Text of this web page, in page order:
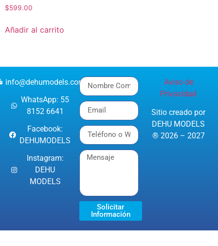
$599.00
Añadir al carrito
info@dehumodels.com
WhatsApp: 55
8152 6641
Facebook:
DEHUMODELS
Instagram:
DEHU
MODELS
Solicitar
Información
Aviso de
Privacidad
Sitio creado por
DEHU MODELS
® 2026 – 2027